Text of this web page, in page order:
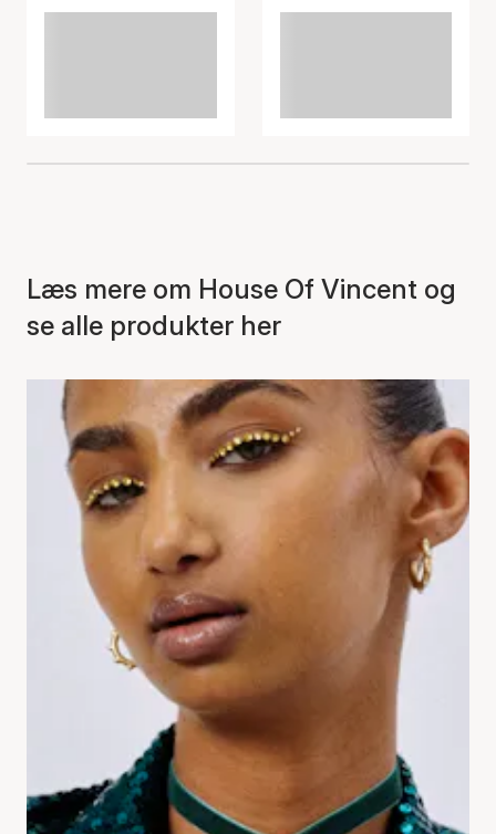
Læs mere om House Of Vincent og
se alle produkter her